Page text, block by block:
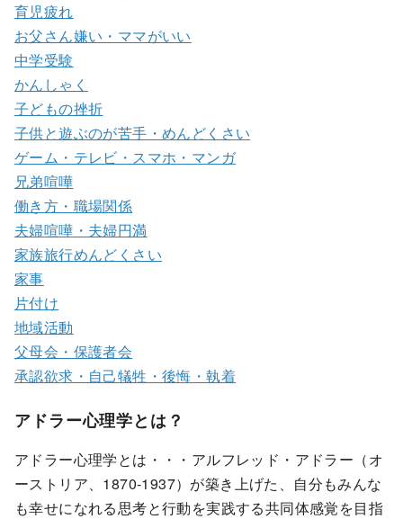
育児疲れ
お父さん嫌い・ママがいい
中学受験
かんしゃく
子どもの挫折
子供と遊ぶのが苦手・めんどくさい
ゲーム・テレビ・スマホ・マンガ
兄弟喧嘩
働き方・職場関係
夫婦喧嘩・夫婦円満
家族旅行めんどくさい
家事
片付け
地域活動
父母会・保護者会
承認欲求・自己犠牲・後悔・執着
アドラー心理学とは？
アドラー心理学とは・・・アルフレッド・アドラー（オ
ーストリア、1870-1937）が築き上げた、自分もみんな
も幸せになれる思考と行動を実践する共同体感覚を目指